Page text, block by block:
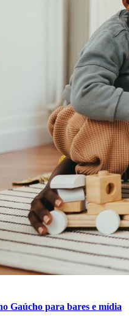
Gaúcho para bares e mídia